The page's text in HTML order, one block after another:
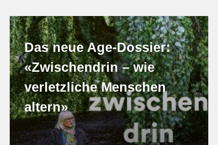
Das neue Age-Dossier:
«Zwischendrin – wie
verletzliche Menschen
altern»